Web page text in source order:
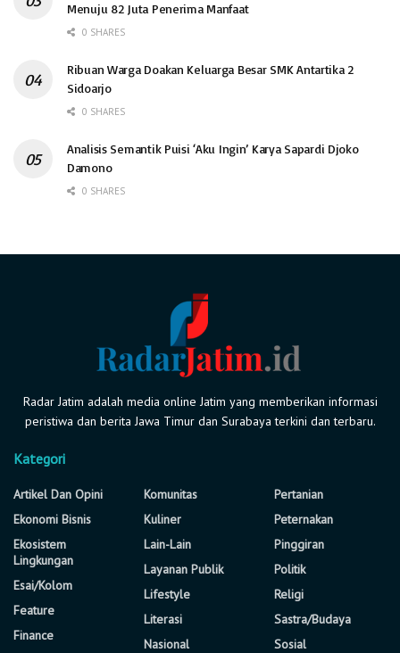
Menuju 82 Juta Penerima Manfaat
0 SHARES
Ribuan Warga Doakan Keluarga Besar SMK Antartika 2
Sidoarjo
0 SHARES
Analisis Semantik Puisi ‘Aku Ingin’ Karya Sapardi Djoko
Damono
0 SHARES
Radar Jatim adalah media online Jatim yang memberikan informasi
peristiwa dan berita Jawa Timur dan Surabaya terkini dan terbaru.
Kategori
Artikel Dan Opini
Ekonomi Bisnis
Ekosistem
Lingkungan
Esai/Kolom
Feature
Finance
Komunitas
Kuliner
Lain-Lain
Layanan Publik
Lifestyle
Literasi
Nasional
Pertanian
Peternakan
Pinggiran
Politik
Religi
Sastra/Budaya
Sosial